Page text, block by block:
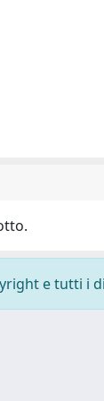
e tutti i